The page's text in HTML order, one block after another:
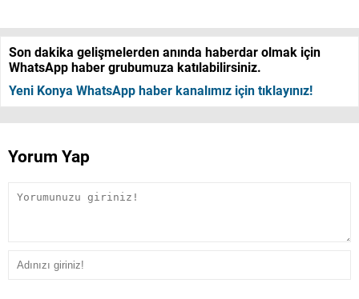
Son dakika gelişmelerden anında haberdar olmak için
WhatsApp haber grubumuza katılabilirsiniz.
Yeni Konya WhatsApp haber kanalımız için tıklayınız!
Yorum Yap